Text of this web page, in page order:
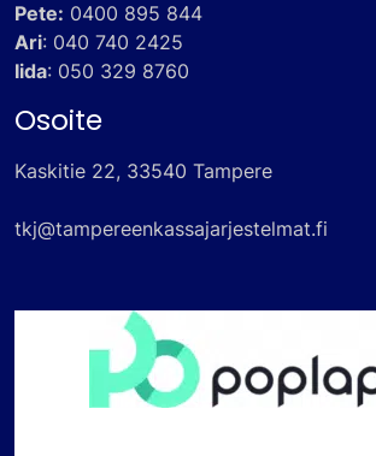
Pete: 0400 895 844
Ari: 040 740 2425
Iida: 050 329 8760
Osoite
Kaskitie 22, 33540 Tampere
tkj@tampereenkassajarjestelmat.fi